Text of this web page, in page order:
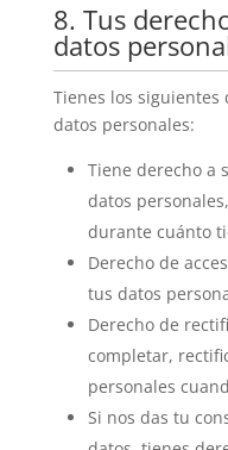
8. Tus
datos
Tienes los siguientes
datos personales:
Tiene derecho a
datos
durante cuánto
Derecho de
tus datos
Derecho de
completar,
personales
Si nos das tu